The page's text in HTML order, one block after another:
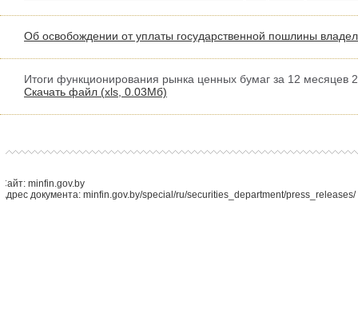
Об освобождении от уплаты государственной пошлины
Итоги функционирования рынка ценных бумаг за 12 месяцев
Скачать файл (xls, 0.03Мб)
Сайт: minfin.gov.by
Адрес документа: minfin.gov.by/special/ru/securities_department/press_releases/